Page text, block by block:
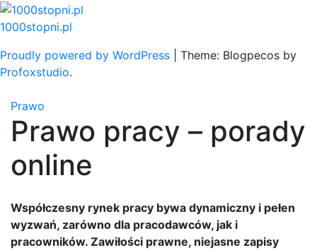
Skip
to
1000stopni.pl
Proudly powered by WordPress
Theme: Blogpecos by
Profoxstudio.
Prawo
Prawo pracy – porady
online
Współczesny rynek pracy bywa dynamiczny i pełen
wyzwań, zarówno dla pracodawców, jak i
pracowników. Zawiłości prawne, niejasne zapisy